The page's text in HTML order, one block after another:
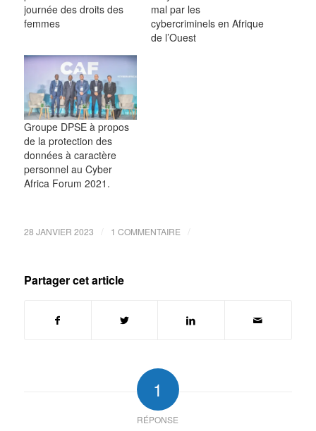
journée des droits des
femmes
mal par les
cybercriminels en Afrique
de l’Ouest
Groupe DPSE à propos
de la protection des
données à caractère
personnel au Cyber
Africa Forum 2021.
28 JANVIER 2023 1 COMMENTAIRE
Partager cet article
1
RÉPONSE